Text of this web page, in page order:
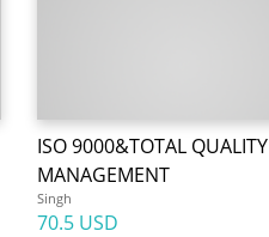
ISO 9000&TOTAL QUALITY
MANAGEMENT
Singh
70.5 USD